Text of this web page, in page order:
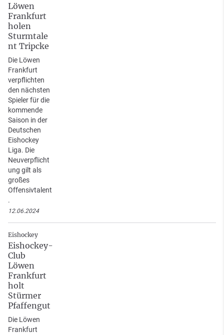
Löwen
Frankfurt
holen
Sturmtale
nt Tripcke
Die Löwen
Frankfurt
verpflichten
den nächsten
Spieler für die
kommende
Saison in der
Deutschen
Eishockey
Liga. Die
Neuverpflicht
ung gilt als
großes
Offensivtalent
.
12.06.2024
Eishockey
Eishockey-
Club
Löwen
Frankfurt
holt
Stürmer
Pfaffengut
Die Löwen
Frankfurt